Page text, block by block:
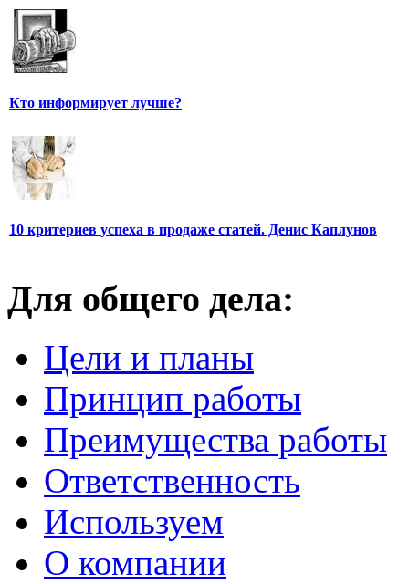
Кто информирует лучше?
10 критериев успеха в продаже статей. Денис Каплунов
Для общего дела:
Цели и планы
Принцип работы
Преимущества работы
Ответственность
Используем
О компании